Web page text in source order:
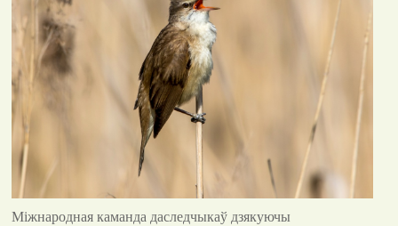
Міжнародная каманда даследчыкаў дзякуючы